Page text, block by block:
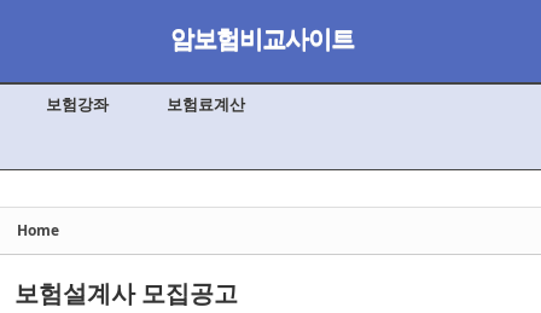
암보험비교사이트
보험강좌 보험료계산
Home
보험설계사 모집공고
Sketchbook5, 스케치북5
Sketchbook5, 스케치북5